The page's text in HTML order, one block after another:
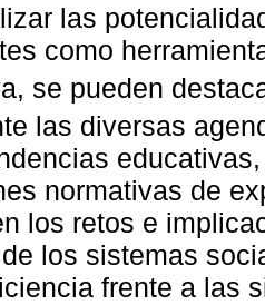
las
como
se pueden
las diversas
normativas de
los retos e
los sistemas
frente a las